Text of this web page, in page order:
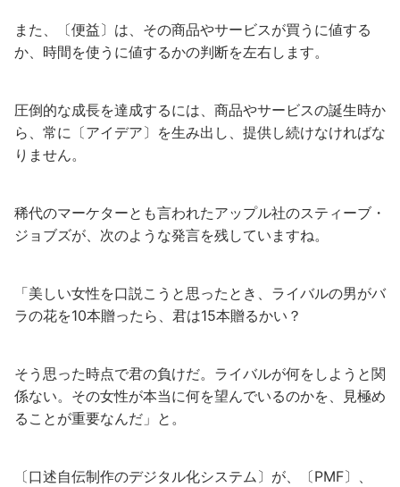
また、〔便益〕は、その商品やサービスが買うに値する
か、時間を使うに値するかの判断を左右します。
圧倒的な成長を達成するには、商品やサービスの誕生時か
ら、常に〔アイデア〕を生み出し、提供し続けなければな
りません。
稀代のマーケターとも言われたアップル社のスティーブ・
ジョブズが、次のような発言を残していますね。
「美しい女性を口説こうと思ったとき、ライバルの男がバ
ラの花を10本贈ったら、君は15本贈るかい？
そう思った時点で君の負けだ。ライバルが何をしようと関
係ない。その女性が本当に何を望んでいるのかを、見極め
ることが重要なんだ」と。
〔口述自伝制作のデジタル化システム〕が、〔PMF〕、